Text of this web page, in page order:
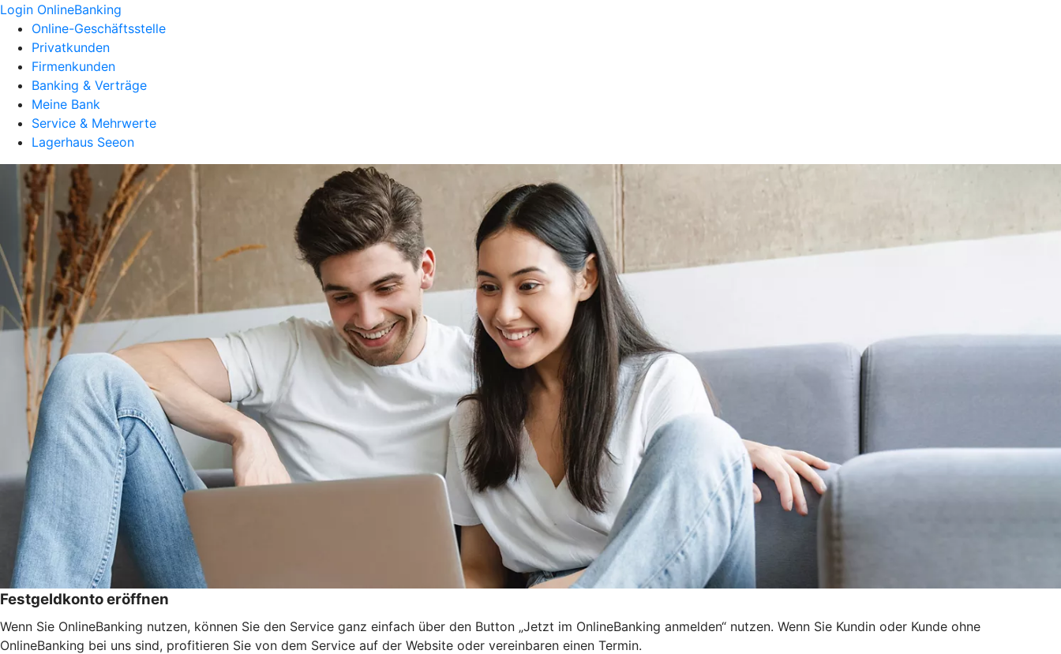
Login OnlineBanking
Online-Geschäftsstelle
Privatkunden
Firmenkunden
Banking & Verträge
Meine Bank
Service & Mehrwerte
Lagerhaus Seeon
Festgeldkonto eröffnen
Wenn Sie OnlineBanking nutzen, können Sie den Service ganz einfach über den Button „Jetzt im OnlineBanking anmelden“ nutzen. Wenn Sie Kundin oder Kunde ohne
OnlineBanking bei uns sind, profitieren Sie von dem Service auf der Website oder vereinbaren einen Termin.